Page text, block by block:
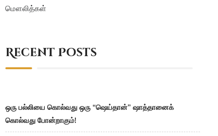
மௌலித்கள்
Recent Posts
ஒரு பல்லியை கொல்வது ஒரு “ஷெய்தான்” ஷாத்தானைக்
கொல்வது போன்றாகும்!